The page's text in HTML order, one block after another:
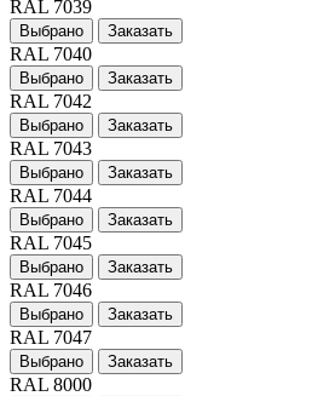
RAL 7039
Выбрано Заказать
RAL 7040
Выбрано Заказать
RAL 7042
Выбрано Заказать
RAL 7043
Выбрано Заказать
RAL 7044
Выбрано Заказать
RAL 7045
Выбрано Заказать
RAL 7046
Выбрано Заказать
RAL 7047
Выбрано Заказать
RAL 8000